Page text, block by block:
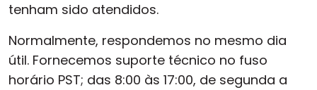
tenham sido atendidos.
Normalmente, respondemos no mesmo dia
útil. Fornecemos suporte técnico no fuso
horário PST; das 8:00 às 17:00, de segunda a